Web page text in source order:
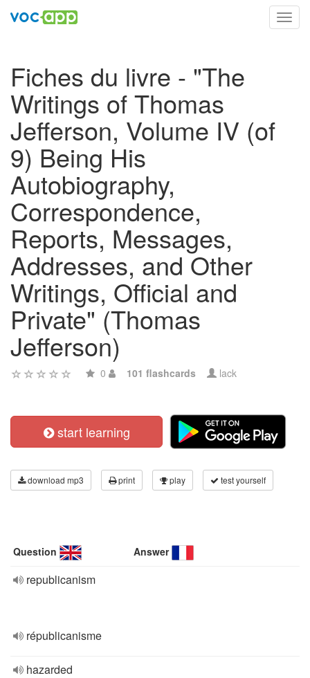
Fiches du livre - "The
Writings of Thomas
Jefferson, Volume IV (of
9) Being His
Autobiography,
Correspondence,
Reports, Messages,
Addresses, and Other
Writings, Official and
Private" (Thomas
Jefferson)
0 101 flashcards lack
start learning
download mp3 print play test yourself
Question Answer
republicanism
républicanisme
hazarded